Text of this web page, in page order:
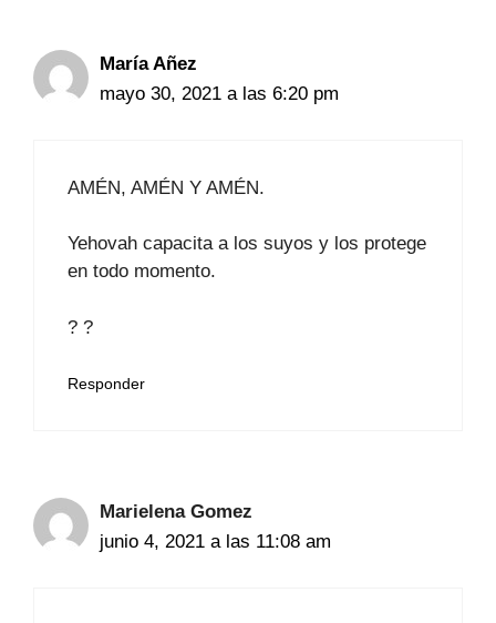
María Añez
mayo 30, 2021 a las 6:20 pm
AMÉN, AMÉN Y AMÉN.
Yehovah capacita a los suyos y los protege
en todo momento.
? ?
Responder
Marielena Gomez
junio 4, 2021 a las 11:08 am